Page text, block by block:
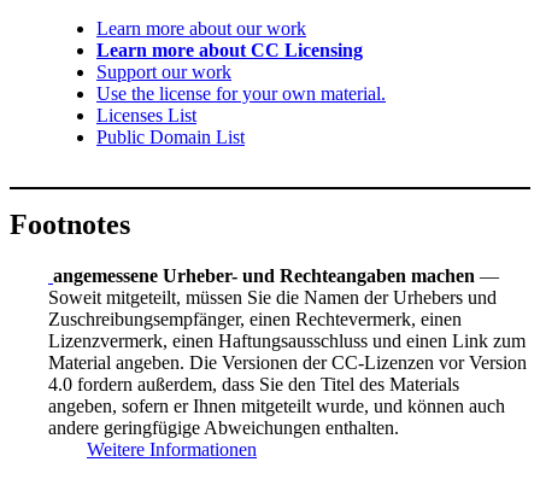
Learn more about our work
Learn more about CC Licensing
Support our work
Use the license for your own material.
Licenses List
Public Domain List
Footnotes
angemessene Urheber- und Rechteangaben machen —
Soweit mitgeteilt, müssen Sie die Namen der Urhebers und
Zuschreibungsempfänger, einen Rechtevermerk, einen
Lizenzvermerk, einen Haftungsausschluss und einen Link zum
Material angeben. Die Versionen der CC-Lizenzen vor Version
4.0 fordern außerdem, dass Sie den Titel des Materials
angeben, sofern er Ihnen mitgeteilt wurde, und können auch
andere geringfügige Abweichungen enthalten.
Weitere Informationen